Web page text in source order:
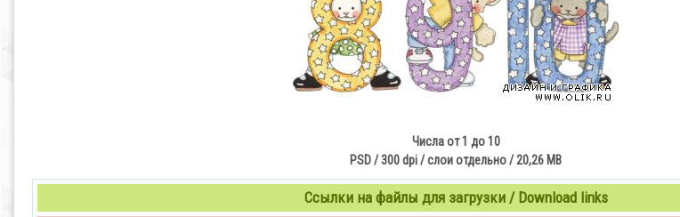
Числа от 1 до 10
PSD / 300 dpi / слои отдельно / 20,26 MB
Ссылки на файлы для загрузки / Download links